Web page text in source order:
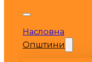
Насловна
Општини